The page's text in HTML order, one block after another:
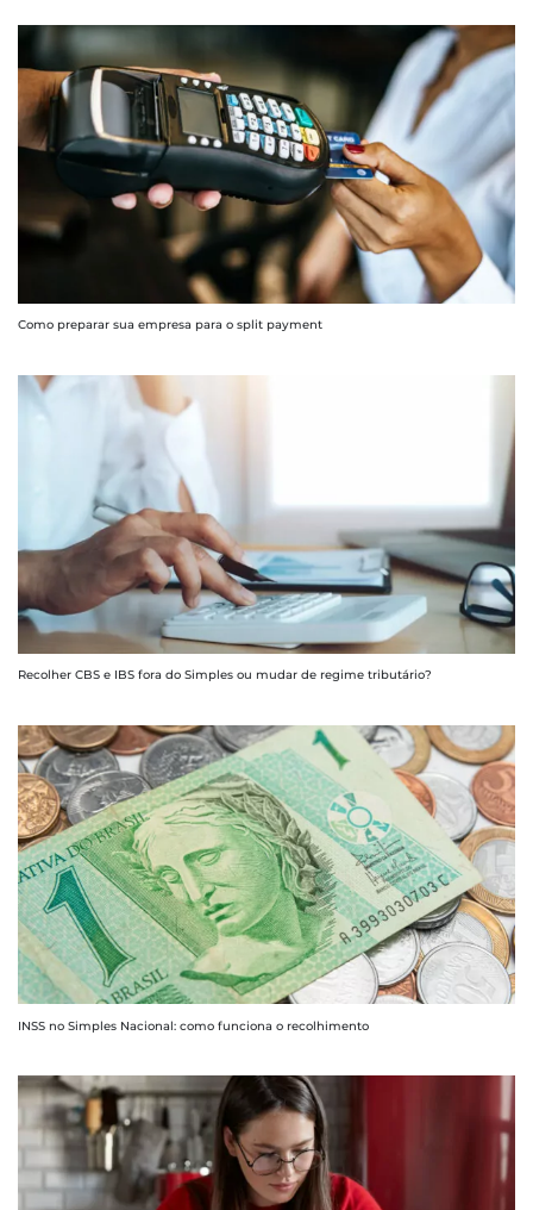
Como preparar sua empresa para o split payment
Recolher CBS e IBS fora do Simples ou mudar de regime tributário?
INSS no Simples Nacional: como funciona o recolhimento